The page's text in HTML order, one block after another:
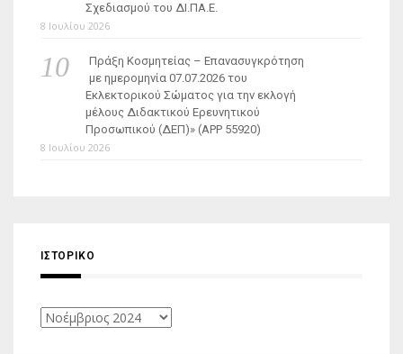
Σχεδιασμού του ΔΙ.ΠΑ.Ε.
8 Ιουλίου 2026
Πράξη Κοσμητείας – Επανασυγκρότηση
με ημερομηνία 07.07.2026 του
Εκλεκτορικού Σώματος για την εκλογή
μέλους Διδακτικού Ερευνητικού
Προσωπικού (ΔΕΠ)» (APP 55920)
8 Ιουλίου 2026
ΙΣΤΟΡΙΚΌ
Ιστορικό